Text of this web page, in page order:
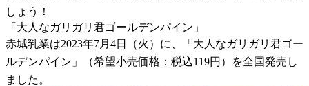
しょう！
「大人なガリガリ君ゴールデンパイン」
赤城乳業は2023年7月4日（火）に、「大人なガリガリ君ゴー
ルデンパイン」（希望小売価格：税込119円）を全国発売し
ました。